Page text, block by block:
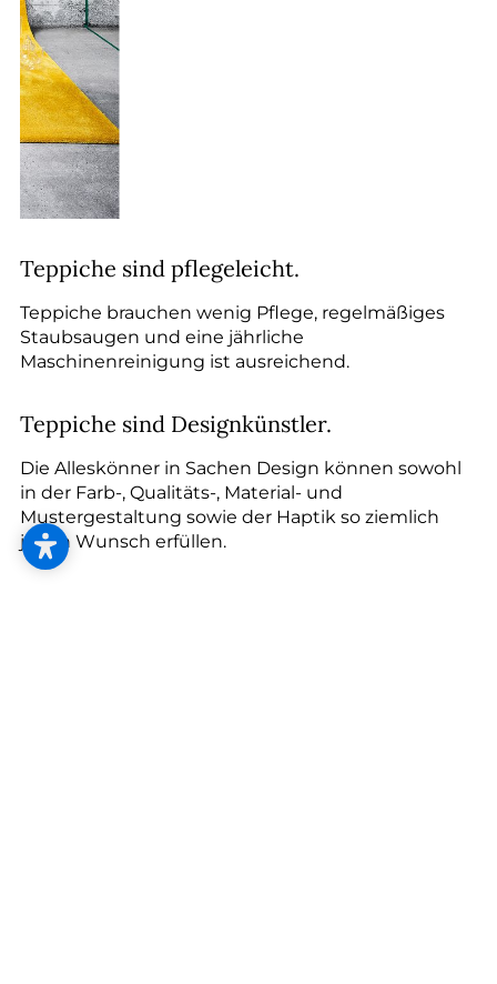
Teppiche sind pflegeleicht.
Teppiche brauchen wenig Pflege, regelmäßiges
Staubsaugen und eine jährliche
Maschinenreinigung ist ausreichend.
Teppiche sind Designkünstler.
Die Alleskönner in Sachen Design können sowohl
in der Farb-, Qualitäts-, Material- und
Mustergestaltung sowie der Haptik so ziemlich
jeden Wunsch erfüllen.